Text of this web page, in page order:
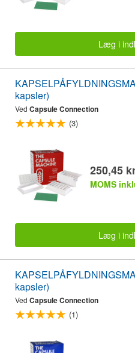
Læg i
kapsler)
Ved Capsule Connection
(3)
250,45
MOMS
Læg i
kapsler)
Ved Capsule Connection
(1)